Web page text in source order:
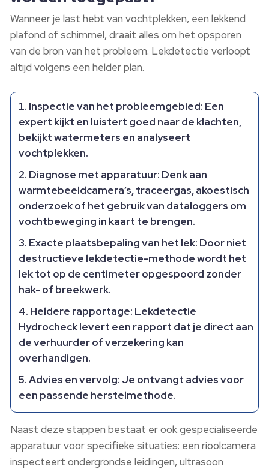
Wanneer je last hebt van vochtplekken, een lekkend
plafond of schimmel, draait alles om het opsporen
van de bron van het probleem. Lekdetectie verloopt
altijd volgens een helder plan.
Inspectie van het probleemgebied: Een
expert kijkt en luistert goed naar de klachten,
bekijkt watermeters en analyseert
vochtplekken.
Diagnose met apparatuur: Denk aan
warmtebeeldcamera’s, traceergas, akoestisch
onderzoek of het gebruik van dataloggers om
vochtbeweging in kaart te brengen.
Exacte plaatsbepaling van het lek: Door niet
destructieve lekdetectie-methode wordt het
lek tot op de centimeter opgespoord zonder
hak- of breekwerk.
Heldere rapportage: Lekdetectie
Hydrocheck levert een rapport dat je direct aan
de verhuurder of verzekering kan
overhandigen.
Advies en vervolg: Je ontvangt advies voor
een passende herstelmethode.
Naast deze stappen bestaat er ook gespecialiseerde
apparatuur voor specifieke situaties: een rioolcamera
inspecteert ondergrondse leidingen, ultrasoon